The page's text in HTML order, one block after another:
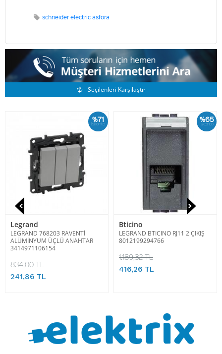
schneider electric asfora
Benzer Ürünler
Seçilenleri Karşılaştır
%71
İskonto
Legrand
LEGRAND 768203 RAVENTİ
ALÜMİNYUM ÜÇLÜ ANAHTAR
3414971106154
834,00 TL
241,86 TL
%65
İskonto
Bticino
LEGRAND BTICINO RJ11 2 ÇIKIŞ
8012199294766
1.189,32 TL
416,26 TL